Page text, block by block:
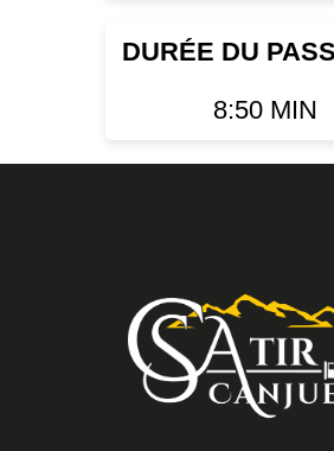
DURÉE DU
8:50 MIN